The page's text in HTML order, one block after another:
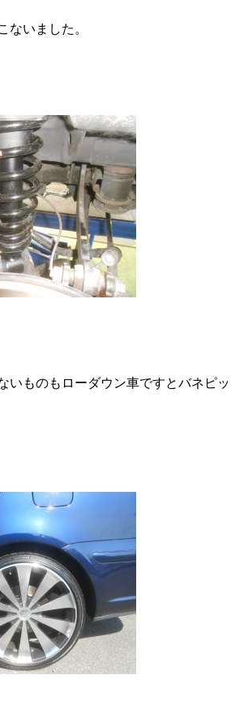
ないました。
いものもローダウン車ですとバネピッ